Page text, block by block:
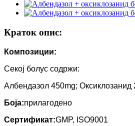
Краток опис:
Композиции:
Секој болус содржи:
Албендазол 450mg; Оксиклозанид
Боја:прилагодено
Сертификат:GMP, ISO9001